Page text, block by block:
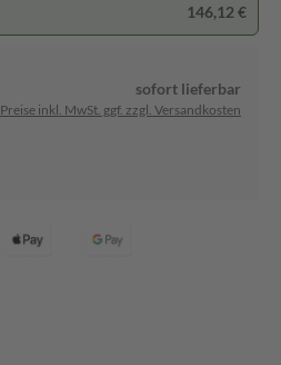
146,12 €
sofort lieferbar
Preise inkl. MwSt. ggf. zzgl. Versandkosten